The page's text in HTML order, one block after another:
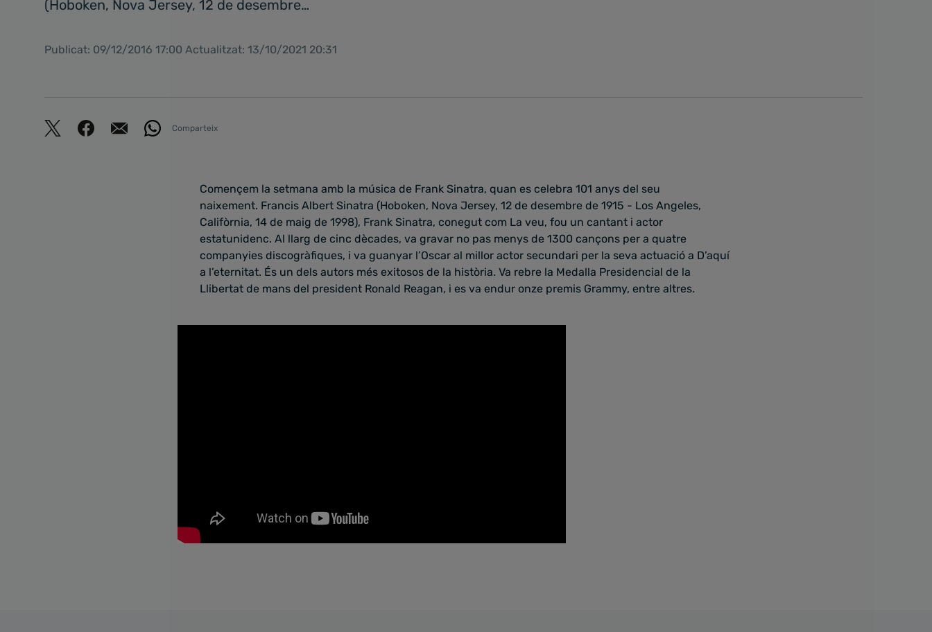
(Hoboken, Nova Jersey, 12 de desembre…
Publicat: 09/12/2016 17:00 Actualitzat: 13/10/2021 20:31
Comparteix
Començem la setmana amb la música de Frank Sinatra, quan es celebra 101 anys del seu
naixement. Francis Albert Sinatra (Hoboken, Nova Jersey, 12 de desembre de 1915 - Los Angeles,
Califòrnia, 14 de maig de 1998), Frank Sinatra, conegut com La veu, fou un cantant i actor
estatunidenc. Al llarg de cinc dècades, va gravar no pas menys de 1300 cançons per a quatre
companyies discogràfiques, i va guanyar l’Oscar al millor actor secundari per la seva actuació a D’aquí
a l’eternitat. És un dels autors més exitosos de la història. Va rebre la Medalla Presidencial de la
Llibertat de mans del president Ronald Reagan, i es va endur onze premis Grammy, entre altres.